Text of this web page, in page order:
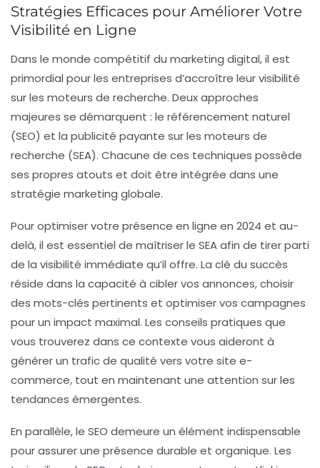
Stratégies Efficaces pour Améliorer Votre
Visibilité en Ligne
Dans le monde compétitif du marketing digital, il est
primordial pour les entreprises d’accroître leurvisibilité
sur les moteurs de recherche. Deux approches
majeures se démarquent : le référencement naturel
(SEO) et la publicité payante sur les moteurs de
recherche (SEA). Chacune de ces techniques possède
ses propres atouts et doit être intégrée dans une
stratégie marketing globale.
Pour optimiser votre présence en ligne en 2024 et au-
delà, il est essentiel de maîtriser le SEAafin de tirer parti
de la visibilité immédiate qu’il offre. La clé du succès
réside dans la capacité à cibler vos annonces, choisir
des mots-clés pertinents et optimiser vos campagnes
pour un impact maximal. Les conseils pratiques que
vous trouverez dans ce contexte vous aideront à
générer un traficde qualité vers votre site e-
commerce, tout en maintenant une attention sur les
tendances émergentes.
En parallèle, le SEO demeure un élément indispensable
pour assurer une présence durable et organique. Les